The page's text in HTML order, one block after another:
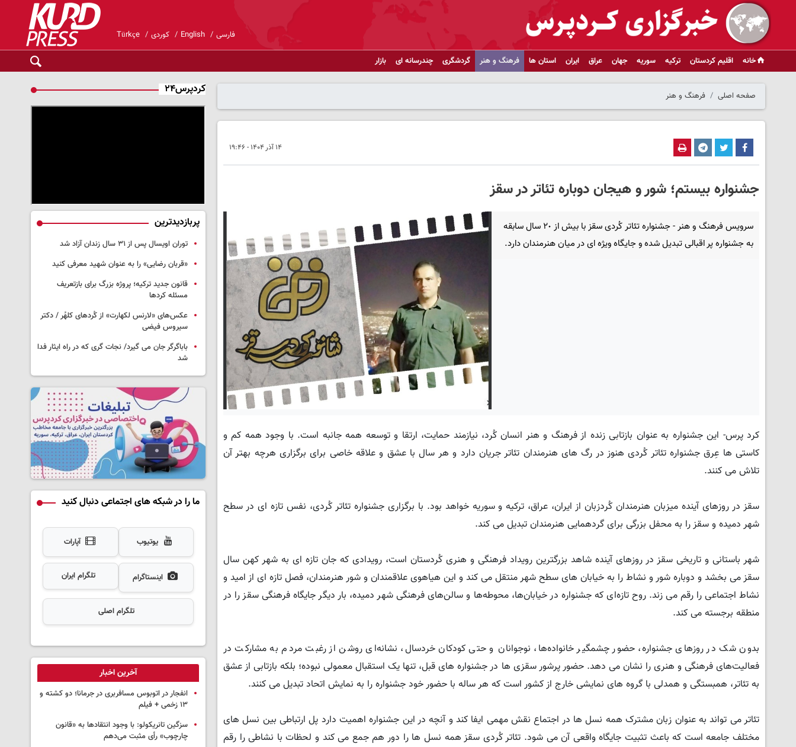
فارسی English کوردی Türkçe
خانه اقلیم کردستان ترکیه سوریه جهان عراق ایران استان ها فرهنگ و هنر گردشگری چندرسانه ای بازار
صفحه اصلی فرهنگ و هنر
۱۴ آذر ۱۴۰۴ - ۱۹:۴۶
جشنواره بیستم؛ شور و هیجان دوباره تئاتر در سقز
سرویس فرهنگ و هنر - جشنواره تئاتر کُردی سقز با بیش از ۲٠ سال سابقه
به جشنواره پر اقبالی تبدیل شده و جایگاه ویژه ای در میان هنرمندان دارد.
کرد پرس- این جشنواره به عنوان بازتابی زنده از فرهنگ و هنر انسان کُرد، نیازمند حمایت، ارتقا و توسعه همه جانبه است. با وجود همه کم و
کاستی ها عِرق جشنواره تئاتر کُردی هنوز در رگ های هنرمندان تئاتر جریان دارد و هر سال با عشق و علاقه خاصی برای برگزاری هرچه بهتر آن
تلاش می کنند.
سقز در روزهای آینده میزبان هنرمندان کُردزبان از ایران، عراق، ترکیه و سوریه خواهد بود. با برگزاری جشنواره تئاتر کُردی، نفس تازه ای در سطح
شهر دمیده و سقز را به محفل بزرگی برای گردهمایی هنرمندان تبدیل می کند.
شهر باستانی و تاریخی سقز در روزهای آینده شاهد بزرگترین رویداد فرهنگی و هنری کُردستان است، رویدادی که جان تازه ای به شهر کهن سال
سقز می بخشد و دوباره شور و نشاط را به خیابان های سطح شهر منتقل می کند و این هیاهوی علاقمندان و شور هنرمندان، فصل تازه ای از امید و
نشاط اجتماعی را رقم می زند. روح تازه‌ای که جشنواره در خیابان‌ها، محوطه‌ها و سالن‌های فرهنگی شهر دمیده، بار دیگر جایگاه فرهنگی سقز را در
منطقه برجسته می کند.
بدون شک در روزهای جشنواره، حضور چشمگیر خانواده‌ها، نوجوانان و حتی کودکان خردسال، نشانه‌ای روشن از رغبت مردم به مشارکت در
فعالیت‌های فرهنگی و هنری را نشان می دهد. حضور پرشور سقزی ها در جشنواره های قبل، تنها یک استقبال معمولی نبوده؛ بلکه بازتابی از عشق
به تئاتر، همبستگی و همدلی با گروه های نمایشی خارج از کشور است که هر ساله با حضور خود جشنواره را به نمایش اتحاد تبدیل می کنند.
تئاتر می تواند به عنوان زبان مشترک همه نسل ها در اجتماع نقش مهمی ایفا کند و آنچه در این جشنواره اهمیت دارد پل ارتباطی بین نسل های
مختلف جامعه است که باعث تثبیت جایگاه واقعی آن می شود. تئاتر کُردی سقز همه نسل ها را دور هم جمع می کند و لحظات با نشاطی را رقم
کردپرس۲۴
پربازدیدترین
توران اویسال پس از ۳۱ سال زندان آزاد شد
«قربان رضایی» را به عنوان شهید معرفی کنید
قانون جدید ترکیه؛ پروژه بزرگ‌ برای بازتعریف
مسئله کردها
عکس‌های «لارنس لکهارت» از کُردهای کلهُر / دکتر
سیروس فیضی
باباگرگر جان می گیرد/ نجات گری که در راه ایثار فدا
شد
ما را در شبکه های اجتماعی دنبال کنید
یوتیوب آپارات
اینستاگرام تلگرام ایران
تلگرام اصلی
آخرین اخبار
انفجار در اتوبوس مسافربری در جرمانا؛ دو کشته و
۱۳ زخمی + فیلم
سزگین تانریکولو: با وجود انتقادها به «قانون
چارچوب» رأی مثبت می‌دهم